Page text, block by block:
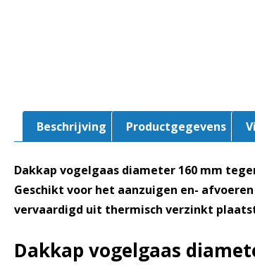
Beschrijving Productgegevens
Dakkap vogelgaas diameter 160 mm
Geschikt voor het aanzuigen en-
vervaardigd uit thermisch verzinkt
Dakkap vogelgaas